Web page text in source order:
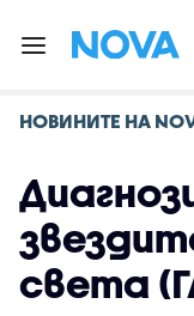
НОВИНИТЕ НА
света